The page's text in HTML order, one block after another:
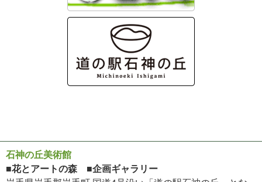
石神の丘美術館
■花とアートの森 ■企画ギャラリー